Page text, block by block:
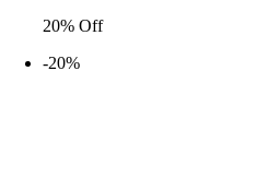
20% Off
-20%